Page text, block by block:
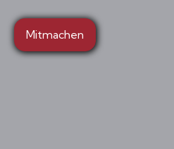
Mitmachen